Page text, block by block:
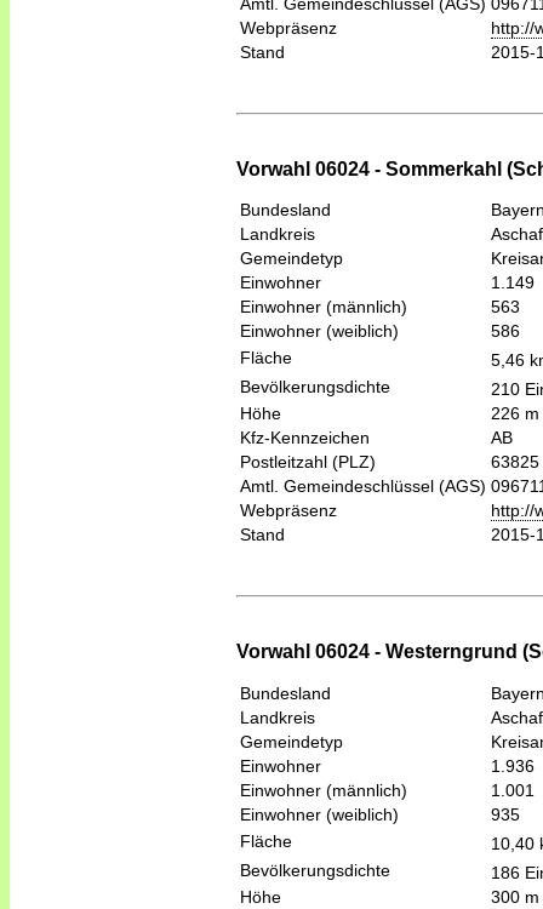
Webpräsenz
http://
Stand
2015-
Vorwahl 06024 - Sommerkahl
Bundesland
Landkreis
Gemeindetyp
Einwohner
1.149
Einwohner (männlich)
563
Einwohner (weiblich)
586
Fläche
5,46
Bevölkerungsdichte
210
Höhe
226
Kfz-Kennzeichen
AB
Postleitzahl (PLZ)
63825
Amtl. Gemeindeschlüssel (AGS)
Webpräsenz
http://
Stand
2015-
Vorwahl 06024 - Westerngrund
Bundesland
Landkreis
Gemeindetyp
Einwohner
1.936
Einwohner (männlich)
1.001
Einwohner (weiblich)
935
Fläche
10,40
Bevölkerungsdichte
186
Höhe
300 m